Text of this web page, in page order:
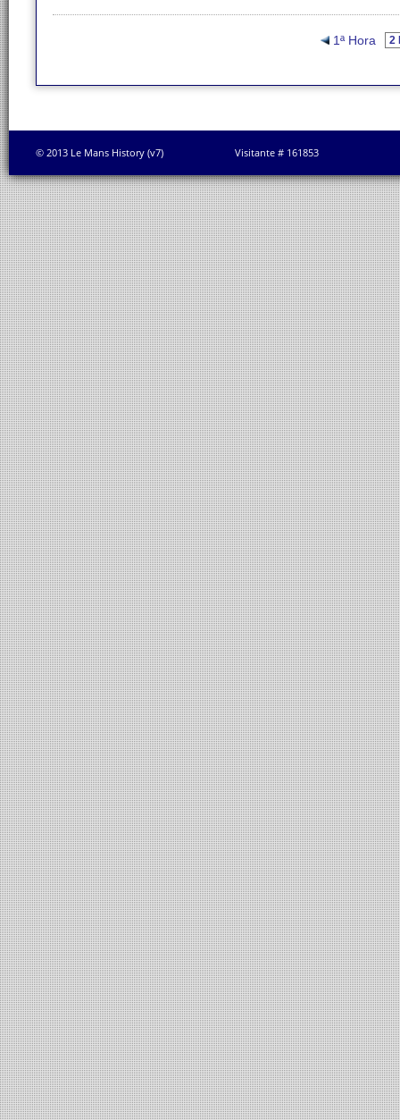
1ª Hora
© 2013 Le Mans History (v7) Visitante # 161853